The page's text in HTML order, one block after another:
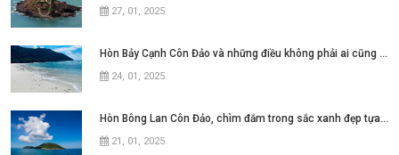
27, 01, 2025.
Hòn Bảy Cạnh Côn Đảo và những điều không phải ai cũng biết
24, 01, 2025.
Hòn Bông Lan Côn Đảo, chìm đắm trong sắc xanh đẹp tựa thiên đường
21, 01, 2025.